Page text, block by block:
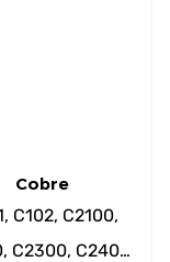
SUS416, 17-
Cobre
C102, C2100,
C2300, C2400,